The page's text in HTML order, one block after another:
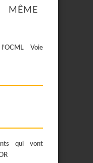
Voie
qui vont